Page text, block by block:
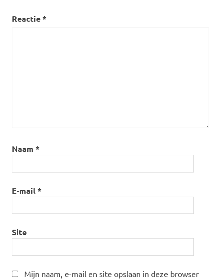
Reactie*
Naam *
E-mail*
Site
Mijn naam, e-mail en site opslaan in deze browser